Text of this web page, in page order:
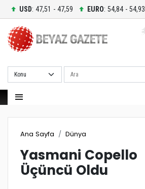
USD: 47,51 - 47,59 EURO: 54,84 - 54,93
Ara
Ana Sayfa Dünya
Yasmani Copello
Üçüncü Oldu